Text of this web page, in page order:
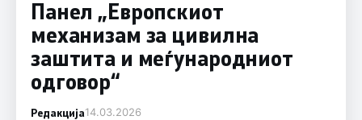
Панел „Европскиот
механизам за цивилна
заштита и меѓународниот
одговор“
Редакција14.03.2026